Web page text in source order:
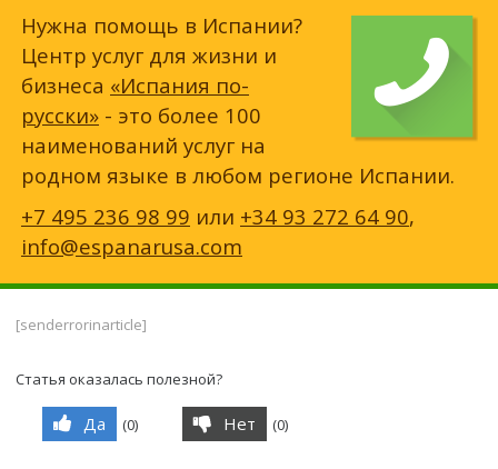
Нужна помощь в Испании?
Центр услуг для жизни и
бизнеса «Испания по-
русски» - это более 100
наименований услуг на
родном языке в любом регионе Испании.
+7 495 236 98 99 или +34 93 272 64 90,
info@espanarusa.com
[senderrorinarticle]
Статья оказалась полезной?
Да (0) Нет (0)